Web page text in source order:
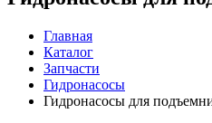
Главная
Каталог
Запчасти
Гидронасосы
Гидронасосы для